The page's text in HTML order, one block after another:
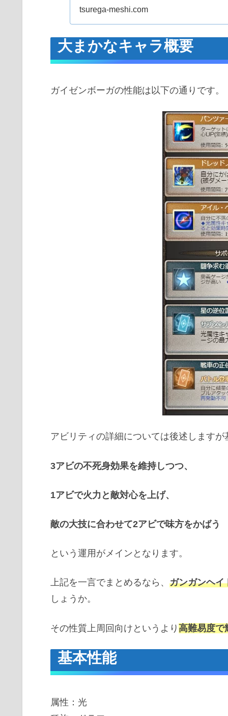
tsurega-meshi.com
大まかなキャラ概要
ガイゼンボーガの性能は以下の通りです。
アビリティの詳細については後述しますが
3アビの不死身効果を維持しつつ、
1アビで火力と敵対心を上げ、
敵の大技に合わせて2アビで味方をかばう
という運用がメインとなります。
上記を一言でまとめるなら、 ガンガンヘイ
しょうか。
その性質上周回向けというより 高難易度で
基本性能
属性：光